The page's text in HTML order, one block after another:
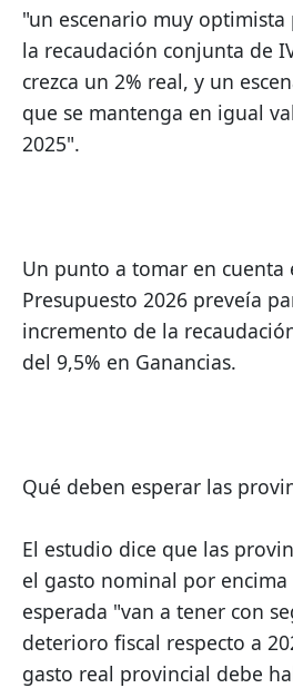
"un escenario muy optimista
la recaudación conjunta de
crezca un 2% real, y un
que se mantenga en igual
2025".
Un punto a tomar en cuenta
Presupuesto 2026 preveía
incremento de la
del 9,5% en Ganancias.
Qué deben esperar las
El estudio dice que las
el gasto nominal por
esperada "van a tener con
deterioro fiscal respecto a
gasto real provincial debe